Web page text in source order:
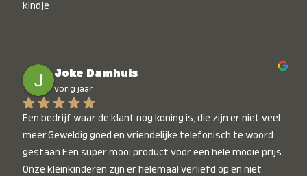
kindje
Joke Damhuis
vorig jaar
Een bedrijf waar de klant nog koning is, die zijn er niet veel
meer.Geweldig goed en vriendelijke telefonisch te woord
gestaan.Een super mooi product voor een hele mooie prijs.
Onze kleinkinderen zijn er helemaal verliefd op en niet